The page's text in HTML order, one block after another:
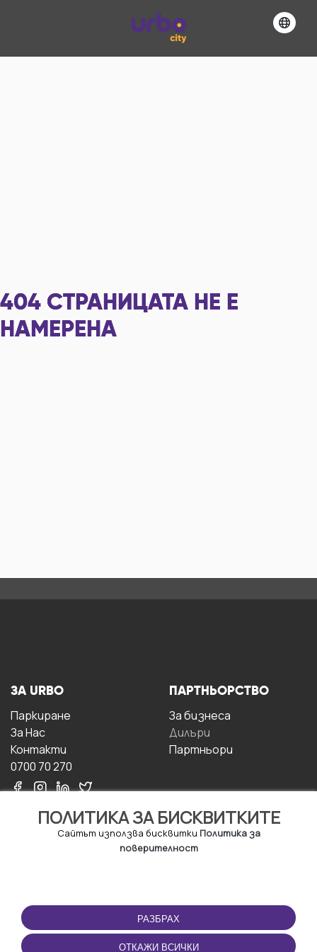
404 СТРАНИЦАТА НЕ Е
НАМЕРЕНА
ПОЛИТИКА ЗА БИСКВИТКИТЕ
Сайтът използва бисквитки Политика за
поверителност
РАЗБРАХ
ОТКАЖИ ВСИЧКИ
ЗА URBO
Паркиране
За Hас
Контакти
0700 70 270
ПАРТНЬОРСТВО
За бизнесa
Дилъри
Партньори
ПОЛЗВАНЕ
Правила и условия за
ползване
ПРИЛОЖЕНИЕТО